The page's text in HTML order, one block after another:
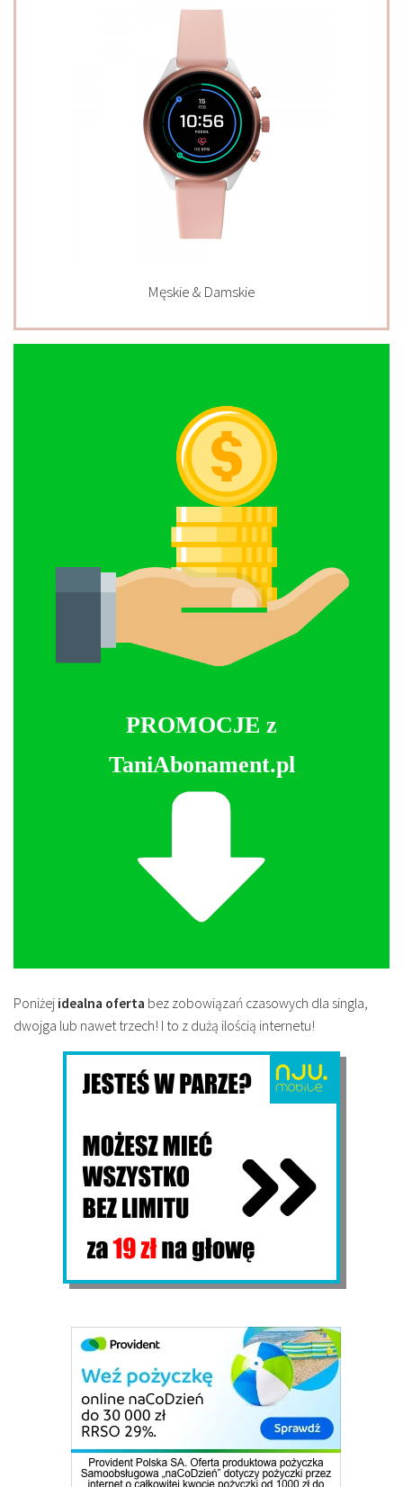
Męskie & Damskie
PROMOCJE z
TaniAbonament.pl
Poniżej idealna oferta bez zobowiązań czasowych dla singla,
dwojga lub nawet trzech! I to z dużą ilością internetu!